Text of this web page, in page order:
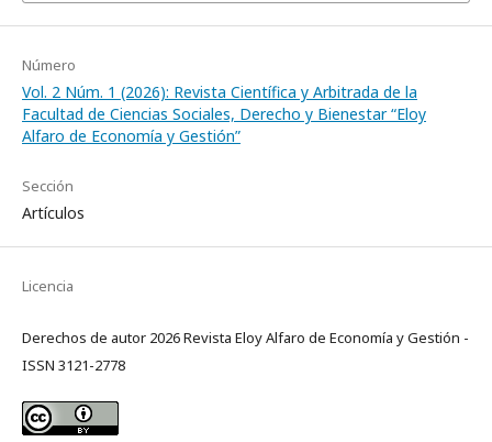
Número
Vol. 2 Núm. 1 (2026): Revista Científica y Arbitrada de la
Facultad de Ciencias Sociales, Derecho y Bienestar “Eloy
Alfaro de Economía y Gestión”
Sección
Artículos
Licencia
Derechos de autor 2026 Revista Eloy Alfaro de Economía y Gestión -
ISSN 3121-2778